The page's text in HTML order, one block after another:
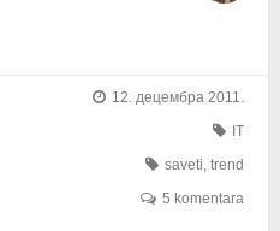
12. децембра 2011.
IT
saveti,trend
5 komentara